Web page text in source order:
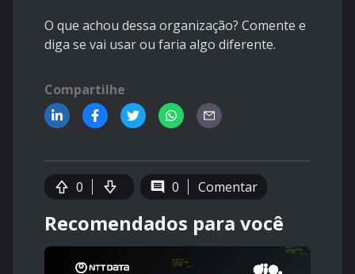
O que achou dessa organização? Comente e
diga se vai usar ou faria algo diferente.
Compartilhe
0 0 Comentar
Recomendados para você